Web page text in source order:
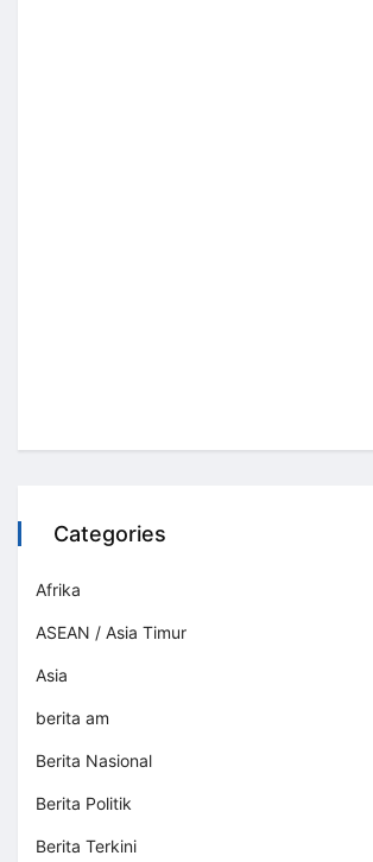
Categories
Afrika
ASEAN / Asia Timur
Asia
berita am
Berita Nasional
Berita Politik
Berita Terkini